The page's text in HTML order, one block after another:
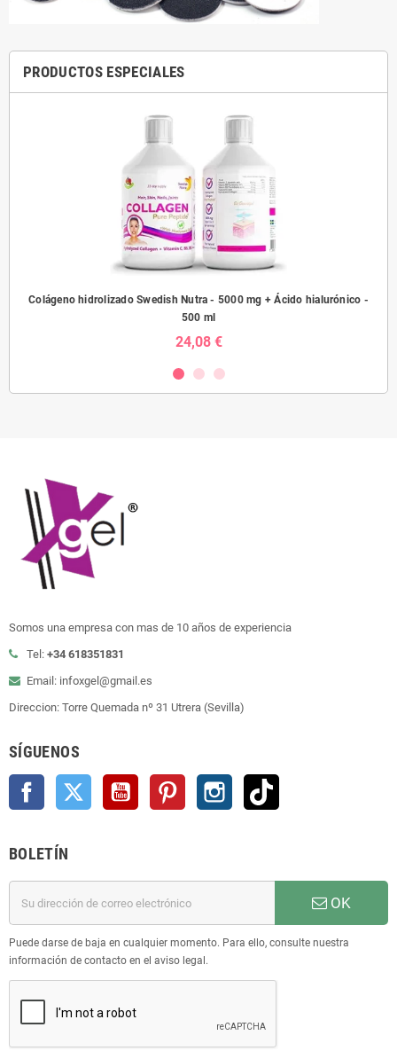
PRODUCTOS ESPECIALES
Colágeno hidrolizado Swedish Nutra - 5000 mg + Ácido hialurónico -
500 ml
24,08 €
Somos una empresa con mas de 10 años de experiencia
Tel: +34 618351831
Email: infoxgel@gmail.es
Direccion: Torre Quemada nº 31 Utrera (Sevilla)
SÍGUENOS
Facebook Twitter YouTube Pinterest Instagram
BOLETÍN
OK
Puede darse de baja en cualquier momento. Para ello, consulte nuestra
información de contacto en el aviso legal.